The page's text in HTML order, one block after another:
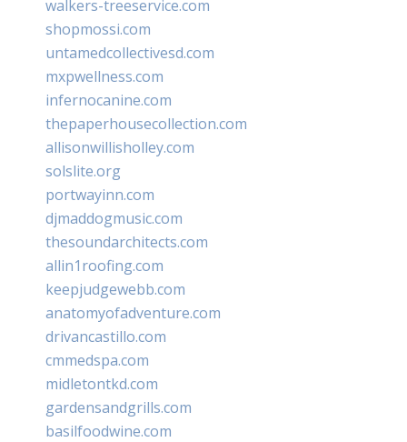
walkers-treeservice.com
shopmossi.com
untamedcollectivesd.com
mxpwellness.com
infernocanine.com
thepaperhousecollection.com
allisonwillisholley.com
solslite.org
portwayinn.com
djmaddogmusic.com
thesoundarchitects.com
allin1roofing.com
keepjudgewebb.com
anatomyofadventure.com
drivancastillo.com
cmmedspa.com
midletontkd.com
gardensandgrills.com
basilfoodwine.com